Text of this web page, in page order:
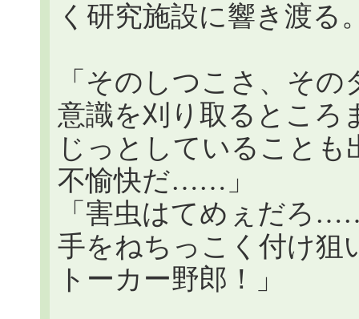
く研究施設に響き渡る
「そのしつこさ、そ
意識を刈り取るところ
じっとしていること
不愉快だ……」
「害虫はてめぇだろ
手をねちっこく付け
トーカー野郎！」